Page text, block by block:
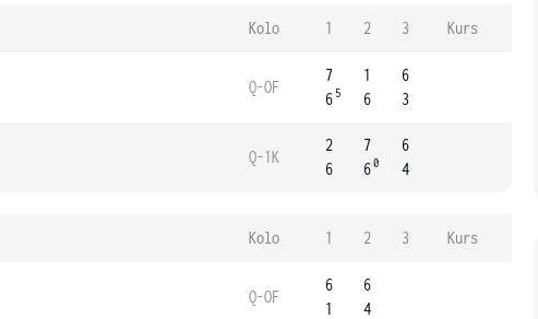
Kolo 1 2 3 Kurs
Q-OF
7
6 5
1
6
6
3
Q-1K
2
6
7
60
6
4
Kolo 1 2 3 Kurs
Q-OF
6
1
6
4